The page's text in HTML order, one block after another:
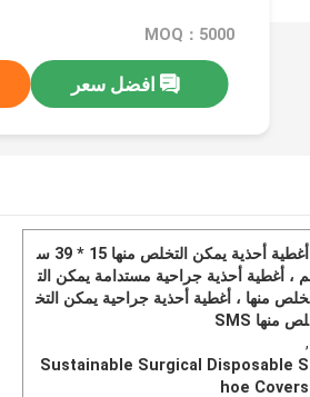
MOQ：5000
افضل سعر
أغطية أحذية يمكن التخلص منها 15 * 39 س
م ، أغطية أحذية جراحية مستدامة يمكن الت
خلص منها ، أغطية أحذية جراحية يمكن التخ
لص منها SMS
,
Sustainable Surgical Disposable S
hoe Covers